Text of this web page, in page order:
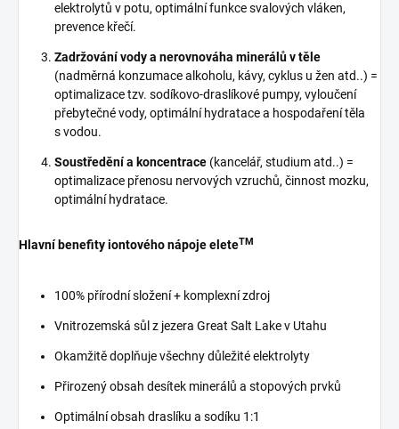
elektrolytů v potu, optimální funkce svalových vláken,
prevence křečí.
Zadržování vody a nerovnováha minerálů v těle
(nadměrná konzumace alkoholu, kávy, cyklus u žen atd..) =
optimalizace tzv. sodíkovo-draslíkové pumpy, vyloučení
přebytečné vody, optimální hydratace a hospodaření těla
s vodou.
Soustředění a koncentrace (kancelář, studium atd..) =
optimalizace přenosu nervových vzruchů, činnost mozku,
optimální hydratace.
Hlavní benefity iontového nápoje eleteTM
100% přírodní složení + komplexní zdroj
Vnitrozemská sůl z jezera Great Salt Lake v Utahu
Okamžitě doplňuje všechny důležité elektrolyty
Přirozený obsah desítek minerálů a stopových prvků
Optimální obsah draslíku a sodíku 1:1